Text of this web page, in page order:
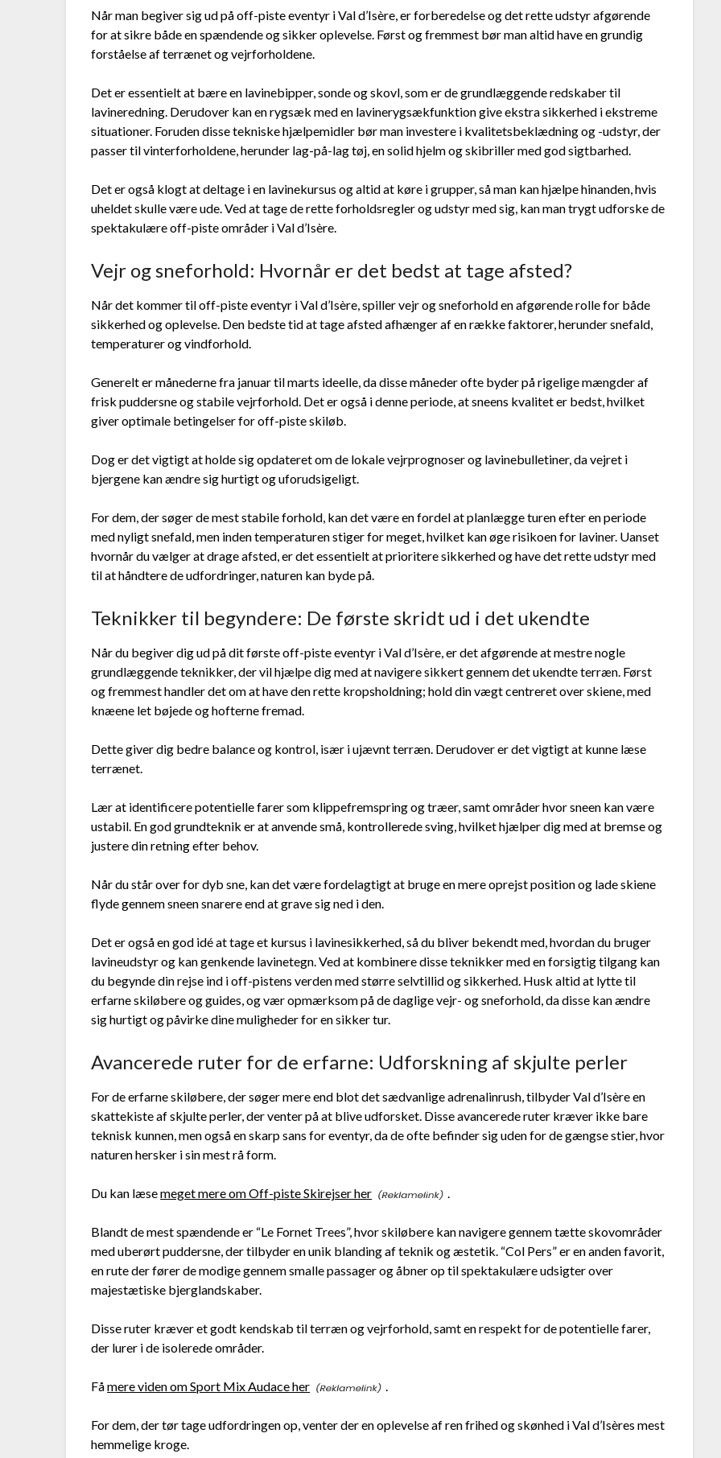
Når man begiver sig ud på off-piste eventyr i Val d’Isère, er forberedelse og det rette udstyr afgørende
for at sikre både en spændende og sikker oplevelse. Først og fremmest bør man altid have en grundig
forståelse af terrænet og vejrforholdene.
Det er essentielt at bære en lavinebipper, sonde og skovl, som er de grundlæggende redskaber til
lavineredning. Derudover kan en rygsæk med en lavinerygsækfunktion give ekstra sikkerhed i ekstreme
situationer. Foruden disse tekniske hjælpemidler bør man investere i kvalitetsbeklædning og -udstyr, der
passer til vinterforholdene, herunder lag-på-lag tøj, en solid hjelm og skibriller med god sigtbarhed.
Det er også klogt at deltage i en lavinekursus og altid at køre i grupper, så man kan hjælpe hinanden, hvis
uheldet skulle være ude. Ved at tage de rette forholdsregler og udstyr med sig, kan man trygt udforske de
spektakulære off-piste områder i Val d’Isère.
Vejr og sneforhold: Hvornår er det bedst at tage afsted?
Når det kommer til off-piste eventyr i Val d’Isère, spiller vejr og sneforhold en afgørende rolle for både
sikkerhed og oplevelse. Den bedste tid at tage afsted afhænger af en række faktorer, herunder snefald,
temperaturer og vindforhold.
Generelt er månederne fra januar til marts ideelle, da disse måneder ofte byder på rigelige mængder af
frisk puddersne og stabile vejrforhold. Det er også i denne periode, at sneens kvalitet er bedst, hvilket
giver optimale betingelser for off-piste skiløb.
Dog er det vigtigt at holde sig opdateret om de lokale vejrprognoser og lavinebulletiner, da vejret i
bjergene kan ændre sig hurtigt og uforudsigeligt.
For dem, der søger de mest stabile forhold, kan det være en fordel at planlægge turen efter en periode
med nyligt snefald, men inden temperaturen stiger for meget, hvilket kan øge risikoen for laviner. Uanset
hvornår du vælger at drage afsted, er det essentielt at prioritere sikkerhed og have det rette udstyr med
til at håndtere de udfordringer, naturen kan byde på.
Teknikker til begyndere: De første skridt ud i det ukendte
Når du begiver dig ud på dit første off-piste eventyr i Val d’Isère, er det afgørende at mestre nogle
grundlæggende teknikker, der vil hjælpe dig med at navigere sikkert gennem det ukendte terræn. Først
og fremmest handler det om at have den rette kropsholdning; hold din vægt centreret over skiene, med
knæene let bøjede og hofterne fremad.
Dette giver dig bedre balance og kontrol, især i ujævnt terræn. Derudover er det vigtigt at kunne læse
terrænet.
Lær at identificere potentielle farer som klippefremspring og træer, samt områder hvor sneen kan være
ustabil. En god grundteknik er at anvende små, kontrollerede sving, hvilket hjælper dig med at bremse og
justere din retning efter behov.
Når du står over for dyb sne, kan det være fordelagtigt at bruge en mere oprejst position og lade skiene
flyde gennem sneen snarere end at grave sig ned i den.
Det er også en god idé at tage et kursus i lavinesikkerhed, så du bliver bekendt med, hvordan du bruger
lavineudstyr og kan genkende lavinetegn. Ved at kombinere disse teknikker med en forsigtig tilgang kan
du begynde din rejse ind i off-pistens verden med større selvtillid og sikkerhed. Husk altid at lytte til
erfarne skiløbere og guides, og vær opmærksom på de daglige vejr- og sneforhold, da disse kan ændre
sig hurtigt og påvirke dine muligheder for en sikker tur.
Avancerede ruter for de erfarne: Udforskning af skjulte perler
For de erfarne skiløbere, der søger mere end blot det sædvanlige adrenalinrush, tilbyder Val d’Isère en
skattekiste af skjulte perler, der venter på at blive udforsket. Disse avancerede ruter kræver ikke bare
teknisk kunnen, men også en skarp sans for eventyr, da de ofte befinder sig uden for de gængse stier, hvor
naturen hersker i sin mest rå form.
Du kan læsemeget mere om Off-piste Skirejser her .
Blandt de mest spændende er “Le Fornet Trees”, hvor skiløbere kan navigere gennem tætte skovområder
med uberørt puddersne, der tilbyder en unik blanding af teknik og æstetik. “Col Pers” er en anden favorit,
en rute der fører de modige gennem smalle passager og åbner op til spektakulære udsigter over
majestætiske bjerglandskaber.
Disse ruter kræver et godt kendskab til terræn og vejrforhold, samt en respekt for de potentielle farer,
der lurer i de isolerede områder.
Fåmere viden om Sport Mix Audace her .
For dem, der tør tage udfordringen op, venter der en oplevelse af ren frihed og skønhed i Val d’Isères mest
hemmelige kroge.